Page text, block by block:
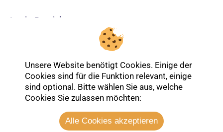
Login-Bereich
Unsere Website benötigt Cookies. Einige der
Cookies sind für die Funktion relevant, einige
sind optional. Bitte wählen Sie aus, welche
Cookies Sie zulassen möchten:
Alle Cookies akzeptieren